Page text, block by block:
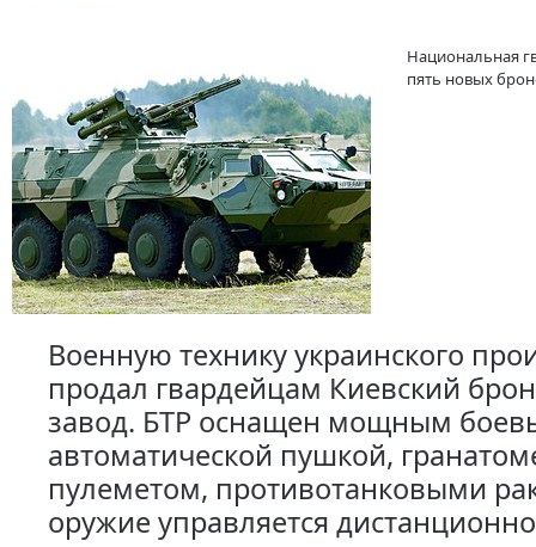
Национальная
пять новых
Военную технику украинского
продал гвардейцам Киевский
завод. БТР оснащен мощным
автоматической пушкой,
пулеметом, противотанковыми
оружие управляется